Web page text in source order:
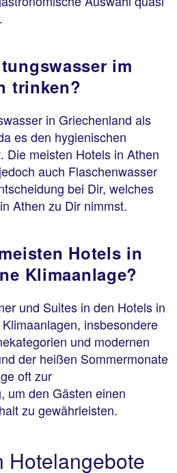
im
trinken?
in Griechenland als
es den hygienischen
Die meisten Hotels in Athen
auch Flaschenwasser
bei Dir, welches
Athen zu Dir nimmst.
Hotels in
Klimaanlage?
und Suites in den Hotels in
insbesondere
und modernen
der heißen Sommermonate
oft zur
um den Gästen einen
zu gewährleisten.
Hotelangebote